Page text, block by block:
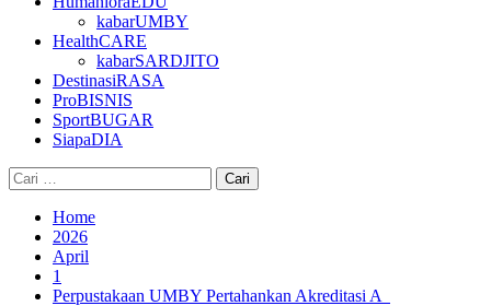
kabarUMBY
HealthCARE
kabarSARDJITO
DestinasiRASA
ProBISNIS
SportBUGAR
SiapaDIA
Cari
untuk:
Home
2026
April
1
Perpustakaan UMBY Pertahankan Akreditasi A